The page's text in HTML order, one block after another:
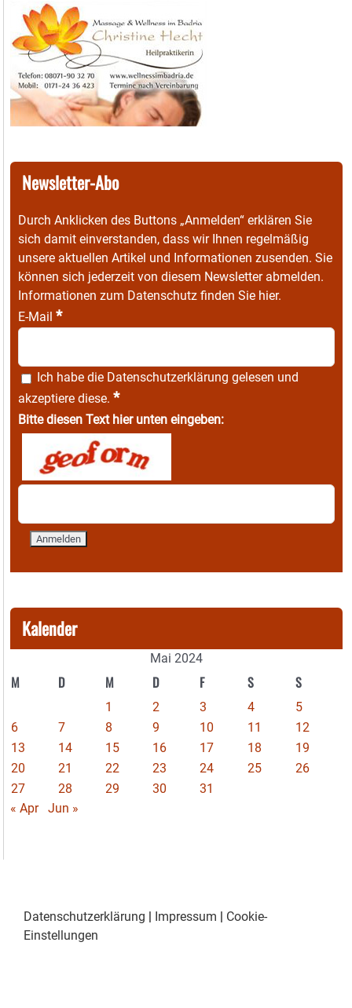
Newsletter-Abo
Durch Anklicken des Buttons „Anmelden“ erklären Sie
sich damit einverstanden, dass wir Ihnen regelmäßig
unsere aktuellen Artikel und Informationen zusenden. Sie
können sich jederzeit von diesem Newsletter abmelden.
Informationen zum Datenschutz finden Sie hier.
E-Mail *
Ich habe die Datenschutzerklärung gelesen und
akzeptiere diese. *
Bitte diesen Text hier unten eingeben:
Kalender
Mai 2024
M D M D F S S
1 2 3 4
5
6
7 8 9 10 11
12
13
14 15 16 17 18
19
20
21 22 23 24 25
26
27
28 29 30
31
« Apr
Jun »
Datenschutzerklärung Impressum
Cookie-
Einstellungen